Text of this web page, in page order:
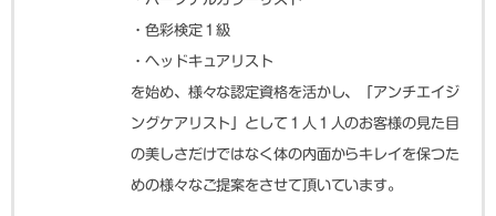
・色彩検定１級
・ヘッドキュアリスト
を始め、様々な認定資格を活かし、「アンチエイジ
ングケアリスト」として１人１人のお客様の見た目
の美しさだけではなく体の内面からキレイを保つた
めの様々なご提案をさせて頂いています。